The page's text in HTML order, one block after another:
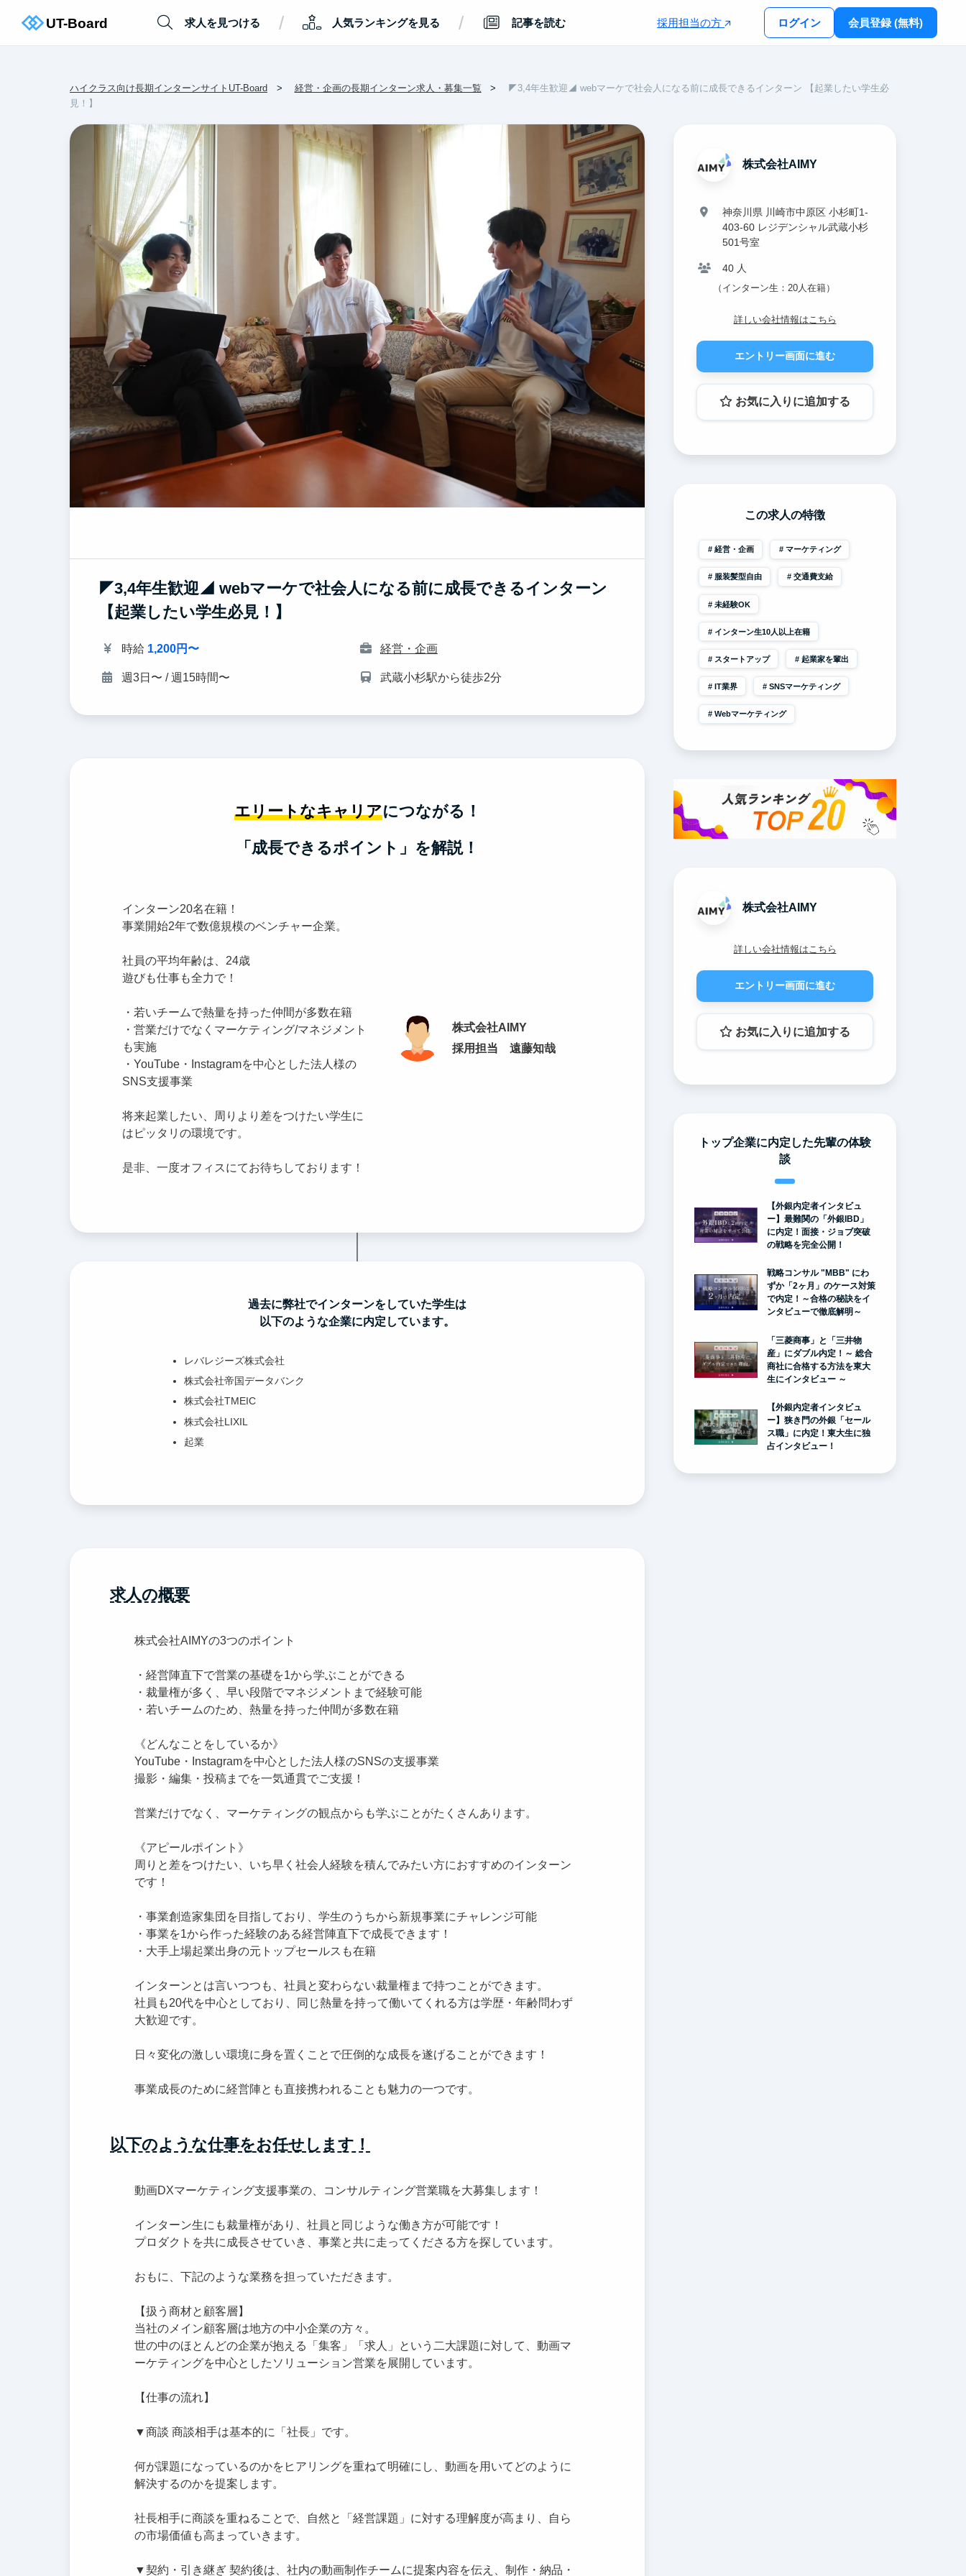
求人を見つける / 人気ランキングを見る / 記事を読む 採用担当の方 ログイン 会員登録 (無料)
ハイクラス向け長期インターンサイトUT-Board 経営・企画の長期インターン求人・募集一覧
◤3,4年生歓迎◢ webマーケで社会人になる前に成長できるインターン 【起業したい学生必
見！】
◤3,4年生歓迎◢ webマーケで社会人になる前に成長できるインターン
【起業したい学生必見！】
時給 1,200円〜 経営・企画
週3日〜 / 週15時間〜 武蔵小杉駅から徒歩2分
エリートなキャリアにつながる！
「成長できるポイント」を解説！
株式会社AIMY
採用担当 遠藤知哉
インターン20名在籍！
事業開始2年で数億規模のベンチャー企業。
社員の平均年齢は、24歳
遊びも仕事も全力で！
・若いチームで熱量を持った仲間が多数在籍
・営業だけでなくマーケティング/マネジメント
も実施
・YouTube・Instagramを中心とした法人様の
SNS支援事業
将来起業したい、周りより差をつけたい学生に
はピッタリの環境です。
是非、一度オフィスにてお待ちしております！
過去に弊社でインターンをしていた学生は
以下のような企業に内定しています。
レバレジーズ株式会社
株式会社帝国データバンク
株式会社TMEIC
株式会社LIXIL
起業
求人の概要
株式会社AIMYの3つのポイント
・経営陣直下で営業の基礎を1から学ぶことができる
・裁量権が多く、早い段階でマネジメントまで経験可能
・若いチームのため、熱量を持った仲間が多数在籍
《どんなことをしているか》
YouTube・Instagramを中心とした法人様のSNSの支援事業
撮影・編集・投稿までを一気通貫でご支援！
営業だけでなく、マーケティングの観点からも学ぶことがたくさんあります。
《アピールポイント》
周りと差をつけたい、いち早く社会人経験を積んでみたい方におすすめのインターン
です！
・事業創造家集団を目指しており、学生のうちから新規事業にチャレンジ可能
・事業を1から作った経験のある経営陣直下で成長できます！
・大手上場起業出身の元トップセールスも在籍
インターンとは言いつつも、社員と変わらない裁量権まで持つことができます。
社員も20代を中心としており、同じ熱量を持って働いてくれる方は学歴・年齢問わず
大歓迎です。
日々変化の激しい環境に身を置くことで圧倒的な成長を遂げることができます！
事業成長のために経営陣とも直接携われることも魅力の一つです。
以下のような仕事をお任せします！
動画DXマーケティング支援事業の、コンサルティング営業職を大募集します！
インターン生にも裁量権があり、社員と同じような働き方が可能です！
プロダクトを共に成長させていき、事業と共に走ってくださる方を探しています。
おもに、下記のような業務を担っていただきます。
【扱う商材と顧客層】
当社のメイン顧客層は地方の中小企業の方々。
世の中のほとんどの企業が抱える「集客」「求人」という二大課題に対して、動画マ
ーケティングを中心としたソリューション営業を展開しています。
【仕事の流れ】
▼商談 商談相手は基本的に「社長」です。
何が課題になっているのかをヒアリングを重ねて明確にし、動画を用いてどのように
解決するのかを提案します。
社長相手に商談を重ねることで、自然と「経営課題」に対する理解度が高まり、自ら
の市場価値も高まっていきます。
▼契約・引き継ぎ 契約後は、社内の動画制作チームに提案内容を伝え、制作・納品・
株式会社AIMY
神奈川県 川崎市中原区 小杉町1-
403-60 レジデンシャル武蔵小杉
501号室
40 人
（インターン生：20人在籍）
詳しい会社情報はこちら
エントリー画面に進む
お気に入りに追加する
この求人の特徴
経営・企画 マーケティング
服装髪型自由 交通費支給
未経験OK
インターン生10人以上在籍
スタートアップ 起業家を輩出
IT業界 SNSマーケティング
Webマーケティング
株式会社AIMY
詳しい会社情報はこちら
エントリー画面に進む
お気に入りに追加する
トップ企業に内定した先輩の体験
談
【外銀内定者インタビュ
ー】最難関の「外銀IBD」
に内定！面接・ジョブ突破
の戦略を完全公開！
戦略コンサル "MBB" にわ
ずか「2ヶ月」のケース対策
で内定！～合格の秘訣をイ
ンタビューで徹底解明～
「三菱商事」と「三井物
産」にダブル内定！～ 総合
商社に合格する方法を東大
生にインタビュー ～
【外銀内定者インタビュ
ー】狭き門の外銀「セール
ス職」に内定！東大生に独
占インタビュー！